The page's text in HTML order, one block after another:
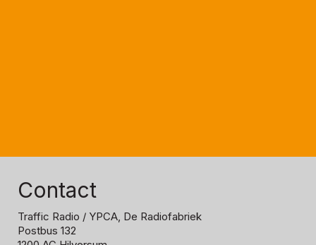
Contact
Traffic Radio / YPCA, De Radiofabriek
Postbus 132